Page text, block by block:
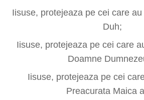
Iisuse, protejeaza pe cei care
Duh;
Iisuse, protejeaza pe cei care
Doamne
Iisuse, protejeaza pe cei
Preacurata Maica